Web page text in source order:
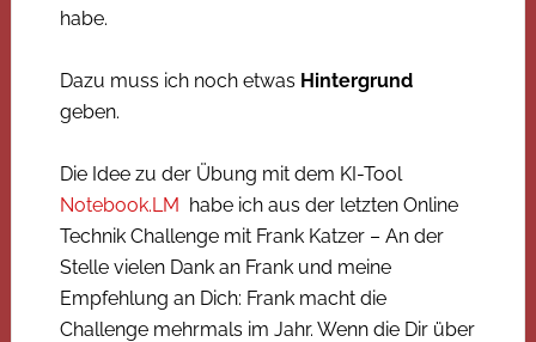
habe.
Dazu muss ich noch etwas Hintergrund
geben.
Die Idee zu der Übung mit dem KI-Tool
Notebook.LM habe ich aus der letzten Online
Technik Challenge mit Frank Katzer – An der
Stelle vielen Dank an Frank und meine
Empfehlung an Dich: Frank macht die
Challenge mehrmals im Jahr. Wenn die Dir über